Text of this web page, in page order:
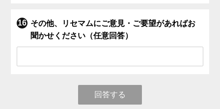
その他、リセマムにご意見・ご要望があればお
聞かせください（任意回答）
回答する